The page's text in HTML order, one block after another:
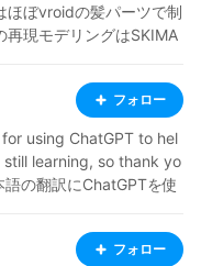
ほぼvroidの髪パーツで制
再現モデリングはSKIMA
いた素敵な衣装のご紹介
部呉服【アイテム販
【X】 https://x.com/wa
フォロー
using ChatGPT to hel
learning, so thank yo
の翻訳にChatGPTを使
けると嬉しいです！) I l
ートやデザインが大好
フォロー